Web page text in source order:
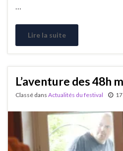
…
Lire la suite
L’aventure des 48h
Classé dans Actualités du festival